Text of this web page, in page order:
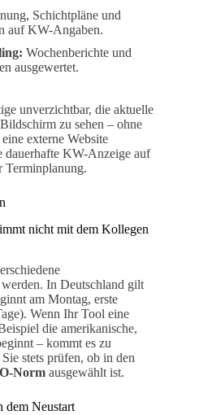
Schichtpläne und
auf KW-Angaben.
Wochenberichte und
ausgewertet.
unverzichtbar, die aktuelle
zu sehen – ohne
externe Website
dauerhafte KW-Anzeige auf
Terminplanung.
nicht mit dem Kollegen
In Deutschland gilt
am Montag, erste
Wenn Ihr Tool eine
die amerikanische,
– kommt es zu
stets prüfen, ob in den
Norm ausgewählt ist.
dem Neustart